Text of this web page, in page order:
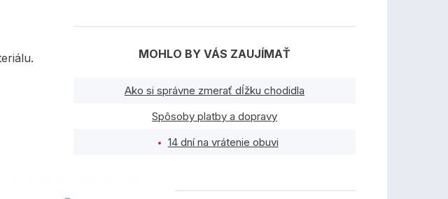
MOHLO BY VÁS ZAUJÍMAŤ
Ako si správne zmerať dĺžku chodidla
Spôsoby platby a dopravy
14 dní na vrátenie obuvi